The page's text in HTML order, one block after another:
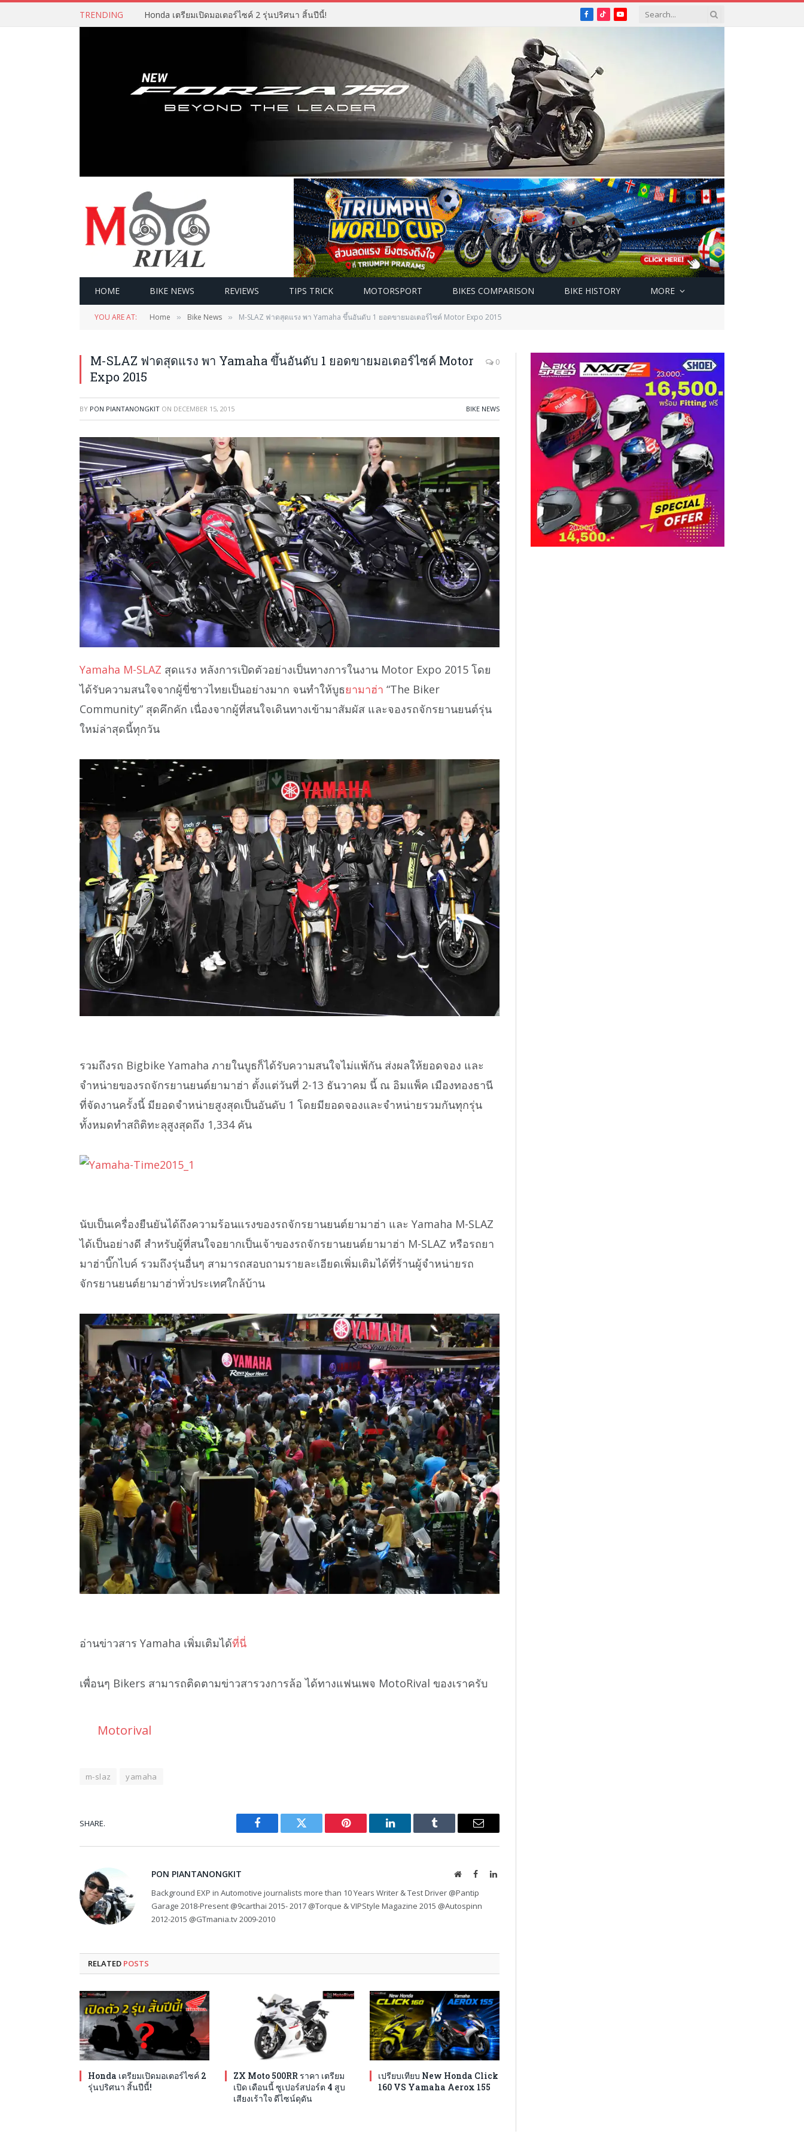
TRENDING Honda เตรียมเปิดมอเตอร์ไซค์ 2 รุ่นปริศนา สิ้นปีนี้! Facebook
TikTokYouTube
HOME BIKE NEWS REVIEWS TIPS TRICK MOTORSPORT BIKES COMPARISON BIKE HISTORY MORE
YOU ARE AT: Home » Bike News » M-SLAZ ฟาดสุดแรง พา Yamaha ขึ้นอันดับ 1 ยอดขายมอเตอร์ไซค์ Motor Expo 2015
M-SLAZ ฟาดสุดแรง พา Yamaha ขึ้นอันดับ 1 ยอดขายมอเตอร์ไซค์ Motor
Expo 2015
0
BY PON PIANTANONGKIT ON DECEMBER 15, 2015 BIKE NEWS
Yamaha M-SLAZ สุดแรง หลังการเปิดตัวอย่างเป็นทางการในงาน Motor Expo 2015 โดย
ได้รับความสนใจจากผู้ขี่ชาวไทยเป็นอย่างมาก จนทำให้บูธยามาฮ่า “The Biker
Community” สุดคึกคัก เนื่องจากผู้ที่สนใจเดินทางเข้ามาสัมผัส และจองรถจักรยานยนต์รุ่น
ใหม่ล่าสุดนี้ทุกวัน
รวมถึงรถ Bigbike Yamaha ภายในบูธก็ได้รับความสนใจไม่แพ้กัน ส่งผลให้ยอดจอง และ
จำหน่ายของรถจักรยานยนต์ยามาฮ่า ตั้งแต่วันที่ 2-13 ธันวาคม นี้ ณ อิมแพ็ค เมืองทองธานี
ที่จัดงานครั้งนี้ มียอดจำหน่ายสูงสุดเป็นอันดับ 1 โดยมียอดจองและจำหน่ายรวมกันทุกรุ่น
ทั้งหมดทำสถิติทะลุสูงสุดถึง 1,334 คัน
นับเป็นเครื่องยืนยันได้ถึงความร้อนแรงของรถจักรยานยนต์ยามาฮ่า และ Yamaha M-SLAZ
ได้เป็นอย่างดี สำหรับผู้ที่สนใจอยากเป็นเจ้าของรถจักรยานยนต์ยามาฮ่า M-SLAZ หรือรถยา
มาฮ่าบิ๊กไบค์ รวมถึงรุ่นอื่นๆ สามารถสอบถามรายละเอียดเพิ่มเติมได้ที่ร้านผู้จำหน่ายรถ
จักรยานยนต์ยามาฮ่าทั่วประเทศใกล้บ้าน
อ่านข่าวสาร Yamaha เพิ่มเติมได้ที่นี่
เพื่อนๆ Bikers สามารถติดตามข่าวสารวงการล้อ ได้ทางแฟนเพจ MotoRival ของเราครับ
Motorival
m-slaz yamaha
SHARE.
Facebook Twitter Pinterest LinkedIn Tumblr Email
PON PIANTANONGKIT WebsiteFacebookLinkedIn
Background EXP in Automotive journalists more than 10 Years Writer & Test Driver @Pantip
Garage 2018-Present @9carthai 2015- 2017 @Torque & VIPStyle Magazine 2015 @Autospinn
2012-2015 @GTmania.tv 2009-2010
RELATED POSTS
Honda เตรียมเปิดมอเตอร์ไซค์ 2
รุ่นปริศนา สิ้นปีนี้!
ZX Moto 500RR ราคา เตรียม
เปิด เดือนนี้ ซูเปอร์สปอร์ต 4 สูบ
เสียงเร้าใจ ดีไซน์ดุดัน
เปรียบเทียบ New Honda Click
160 VS Yamaha Aerox 155